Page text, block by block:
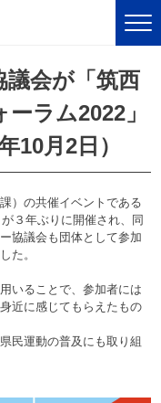
会が「筑西
ラム2022」
10月2日）
）の共催イベントである
３年ぶりに開催され、同
協議会も団体として参加
た。
いることで、参加者には
近に感じてもらえたもの
民運動の普及にも取り組